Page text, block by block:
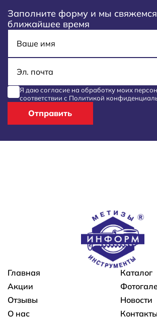
Заполните форму и мы
ближайшее время
Я даю согласие на обработку моих
соответствии с Политикой
Отправить
Основная навигация
Главная
Каталог
Акции
Отзывы
Новости
О нас
Контакты